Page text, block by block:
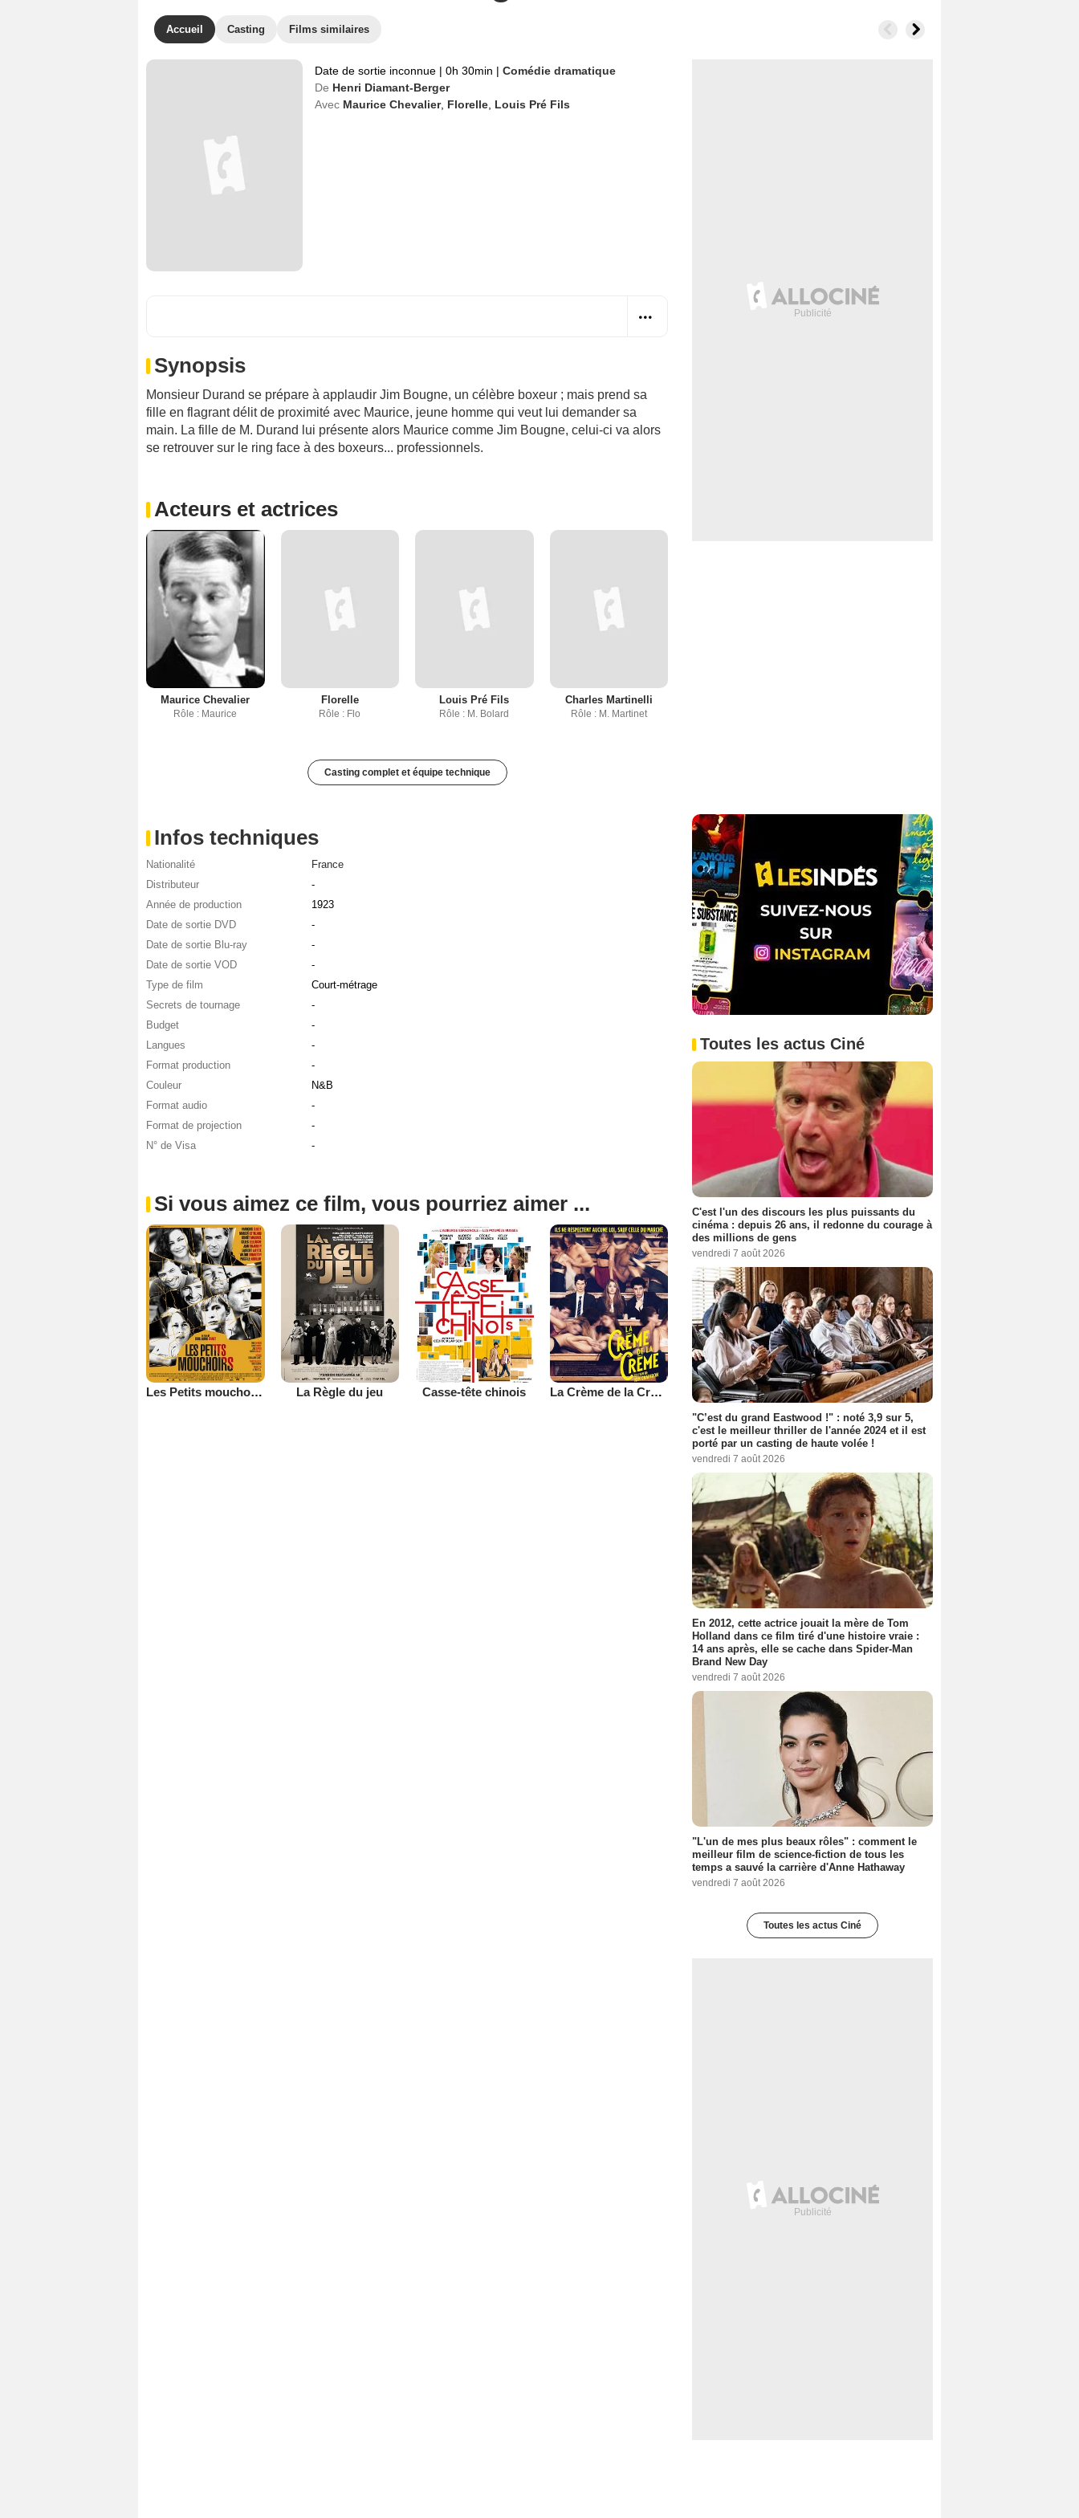
Accueil Casting Films similaires
Date de sortie inconnue | 0h 30min | Comédie dramatique
De Henri Diamant-Berger
Avec Maurice Chevalier, Florelle Louis Pré Fils
Synopsis
Monsieur Durand se prépare à applaudir Jim Bougne, un célèbre boxeur ; mais prend sa
fille en flagrant délit de proximité avec Maurice, jeune homme qui veut lui demander sa
main. La fille de M. Durand lui présente alors Maurice comme Jim Bougne, celui-ci va alors
se retrouver sur le ring face à des boxeurs... professionnels.
Acteurs et actrices
Maurice Chevalier
Rôle : Maurice
Florelle
Rôle : Flo
Louis Pré Fils
Rôle : M. Bolard
Charles Martinelli
Rôle : M. Martinet
Casting complet et équipe technique
Infos techniques
Nationalité
France
Distributeur
-
Année de production
1923
Date de sortie DVD
-
Date de sortie Blu-ray
-
Date de sortie VOD
-
Type de film
Court-métrage
Secrets de tournage
-
Budget
-
Langues
-
Format production
-
Couleur
N&B
Format audio
-
Format de projection
-
N° de Visa
-
Si vous aimez ce film, vous pourriez aimer ...
Les Petits mouchoirs La Règle du jeu Casse-tête chinois La Crème de la Crème
Toutes les actus Ciné
C'est l'un des discours les plus puissants du
cinéma : depuis 26 ans, il redonne du courage à
des millions de gens
vendredi 7 août 2026
"C’est du grand Eastwood !" : noté 3,9 sur 5,
c'est le meilleur thriller de l'année 2024 et il est
porté par un casting de haute volée !
vendredi 7 août 2026
En 2012, cette actrice jouait la mère de Tom
Holland dans ce film tiré d'une histoire vraie :
14 ans après, elle se cache dans Spider-Man
Brand New Day
vendredi 7 août 2026
"L'un de mes plus beaux rôles" : comment le
meilleur film de science-fiction de tous les
temps a sauvé la carrière d'Anne Hathaway
vendredi 7 août 2026
Toutes les actus Ciné